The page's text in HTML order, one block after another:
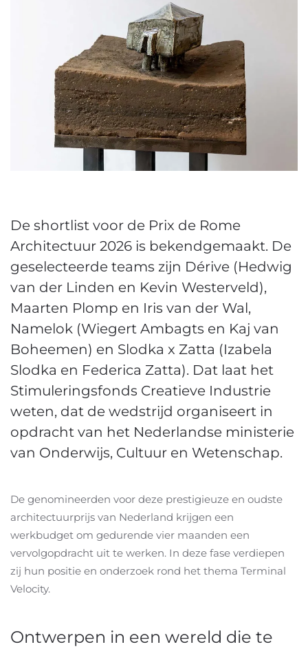
De shortlist voor de Prix de Rome
Architectuur 2026 is bekendgemaakt. De
geselecteerde teams zijn Dérive (Hedwig
van der Linden en Kevin Westerveld),
Maarten Plomp en Iris van der Wal,
Namelok (Wiegert Ambagts en Kaj van
Boheemen) en Slodka x Zatta (Izabela
Slodka en Federica Zatta). Dat laat het
Stimuleringsfonds Creatieve Industrie
weten, dat de wedstrijd organiseert in
opdracht van het Nederlandse ministerie
van Onderwijs, Cultuur en Wetenschap.
De genomineerden voor deze prestigieuze en oudste
architectuurprijs van Nederland krijgen een
werkbudget om gedurende vier maanden een
vervolgopdracht uit te werken. In deze fase verdiepen
zij hun positie en onderzoek rond het thema Terminal
Velocity.
Ontwerpen in een wereld die te